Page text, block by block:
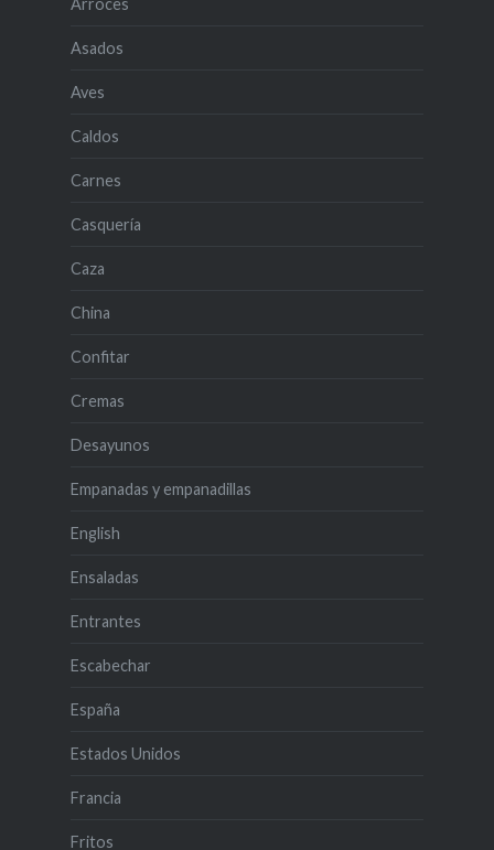
Arroces
Asados
Aves
Caldos
Carnes
Casquería
Caza
China
Confitar
Cremas
Desayunos
Empanadas y empanadillas
English
Ensaladas
Entrantes
Escabechar
España
Estados Unidos
Francia
Fritos